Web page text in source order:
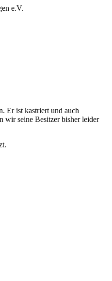
e.V.
Er ist kastriert und auch
wir seine Besitzer bisher leider